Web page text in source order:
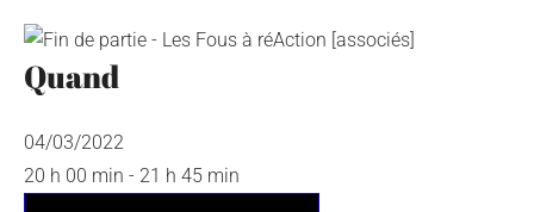
Quand
04/03/2022
20 h 00 min - 21 h 45 min